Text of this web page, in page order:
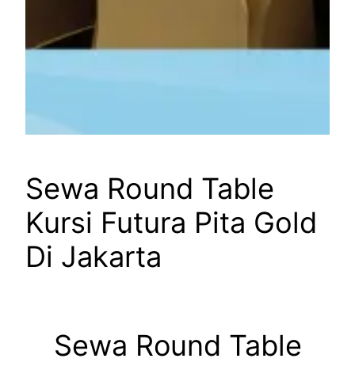
Sewa Round Table
Kursi Futura Pita Gold
Di Jakarta
Sewa Round Table